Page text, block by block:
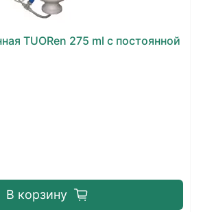
TUORen 275 ml с постоянной
В корзину